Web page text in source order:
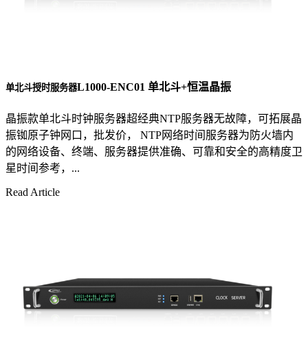
单北斗授时服务器L1000-ENC01 单北斗+恒温晶振
晶振款单北斗时钟服务器超经典NTP服务器无故障，可拓展晶
振铷原子钟网口，批发价， NTP网络时间服务器为防火墙内
的网络设备、终端、服务器提供准确、可靠和安全的高精度卫
星时间参考，...
Read Article